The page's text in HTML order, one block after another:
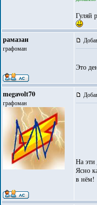
Гуляй
рамазан
графоман
Это
megavolt70
графоман
На эти
Ясно
в нём!